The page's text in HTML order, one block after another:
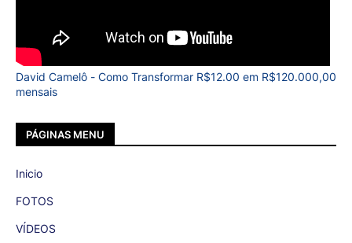
David Camelô - Como Transformar R$12.00 em R$120.000,00
mensais
PÁGINAS MENU
Inicio
FOTOS
VÍDEOS